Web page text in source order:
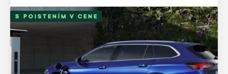
S POISTENÍM V CENE